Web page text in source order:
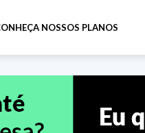
NOSSOS PLANOS